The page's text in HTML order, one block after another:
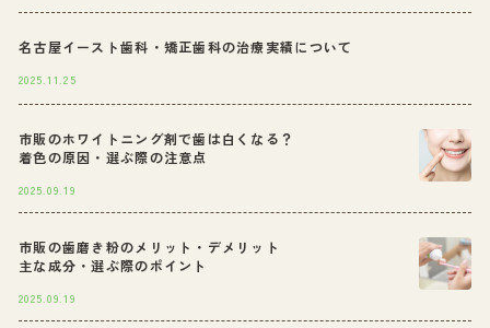
名古屋イースト歯科・矯正歯科の治療実績について
2025.11.25
市販のホワイトニング剤で歯は白くなる？
着色の原因・選ぶ際の注意点
2025.09.19
市販の歯磨き粉のメリット・デメリット
主な成分・選ぶ際のポイント
2025.09.19